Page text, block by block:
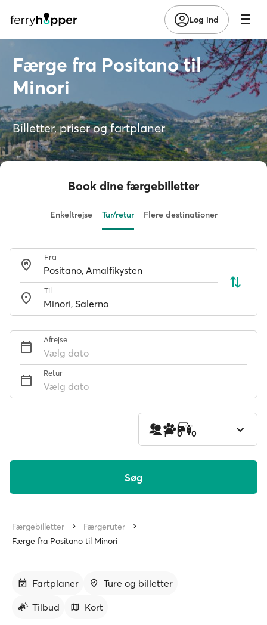
Log ind
Færge fra Positano til
Minori
Billetter, priser og fartplaner
Book dine færgebilletter
Enkeltrejse Tur/retur Flere destinationer
Fra
Til
Afrejse
Vælg dato
Retur
Vælg dato
1 0 0
Søg
Færgebilletter
Færgeruter
Færge fra Positano til Minori
Fartplaner
Ture og billetter
Tilbud
Kort